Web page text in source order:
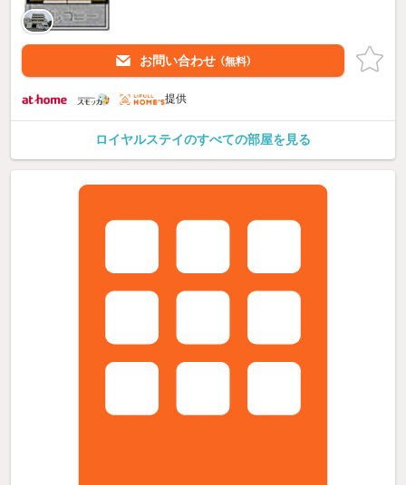
お問い合わせ （無料）
提供
ロイヤルステイのすべての部屋を見る